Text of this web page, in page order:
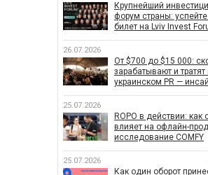
Крупнейший
форум страны: успейте
билет на Lviv Invest
26.07.2026
От $700 до $15 000:
зарабатывают и тратят
украинском PR —
25.07.2026
ROPO в действии: как
влияет на офлайн-
исследование COMFY
25.07.2026
Как один оборот